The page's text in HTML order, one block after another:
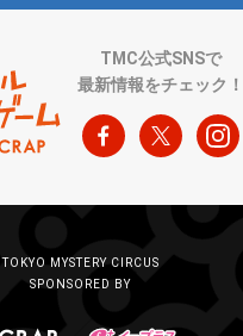
TMC公式SNSで
最新情報をチェック！
TOKYO MYSTERY CIRCUS
SPONSORED BY